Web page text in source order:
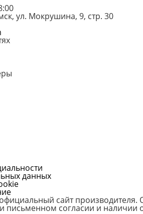
ул. Мокрушина, 9, стр. 30
данных
сайт
письменном согласии и наличии